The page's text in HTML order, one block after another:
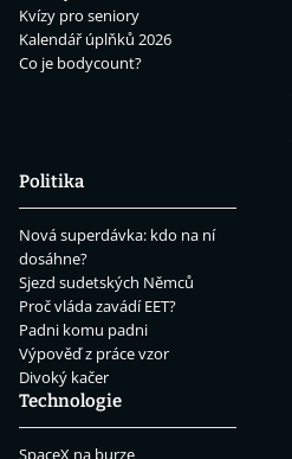
Kvízy pro seniory
Kalendář úplňků 2026
Co je bodycount?
Politika
Nová superdávka: kdo na ní
dosáhne?
Sjezd sudetských Němců
Proč vláda zavádí EET?
Padni komu padni
Výpověď z práce vzor
Divoký kačer
Technologie
SpaceX na burze